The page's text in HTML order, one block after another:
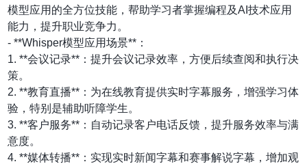
模型应用的全方位技能，帮助学习者掌握编程及AI技术应用
能力，提升职业竞争力。
- **Whisper模型应用场景**：
1. **会议记录**：提升会议记录效率，方便后续查阅和执行决
策。
2. **教育直播**：为在线教育提供实时字幕服务，增强学习体
验，特别是辅助听障学生。
3. **客户服务**：自动记录客户电话反馈，提升服务效率与满
意度。
4. **媒体转播**：实现实时新闻字幕和赛事解说字幕，增加观